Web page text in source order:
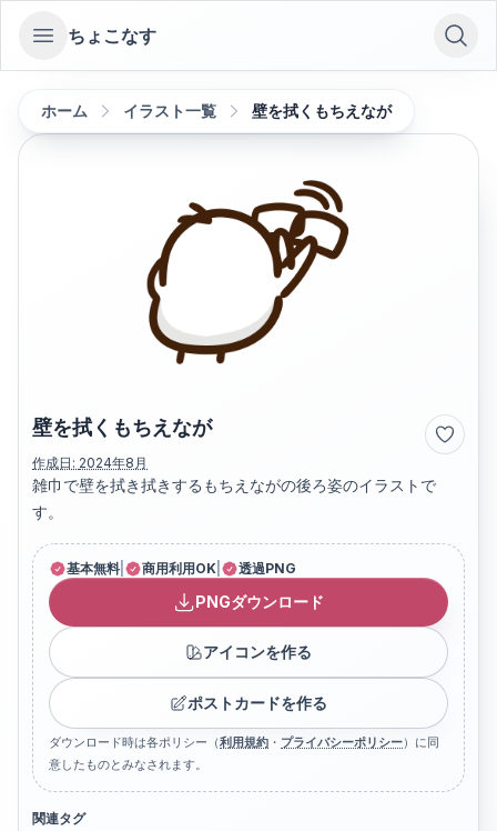
Open sidebar
ちょこなす
ホーム イラスト一覧 壁を拭くもちえなが
壁を拭くもちえなが
作成日: 2024年8月
雑巾で壁を拭き拭きするもちえながの後ろ姿のイラストで
す。
基本無料 商用利用OK 透過PNG
PNGダウンロード
アイコンを作る
ポストカードを作る
ダウンロード時は各ポリシー（利用規約 ・ プライバシーポリシー）に同
意したものとみなされます。
関連タグ